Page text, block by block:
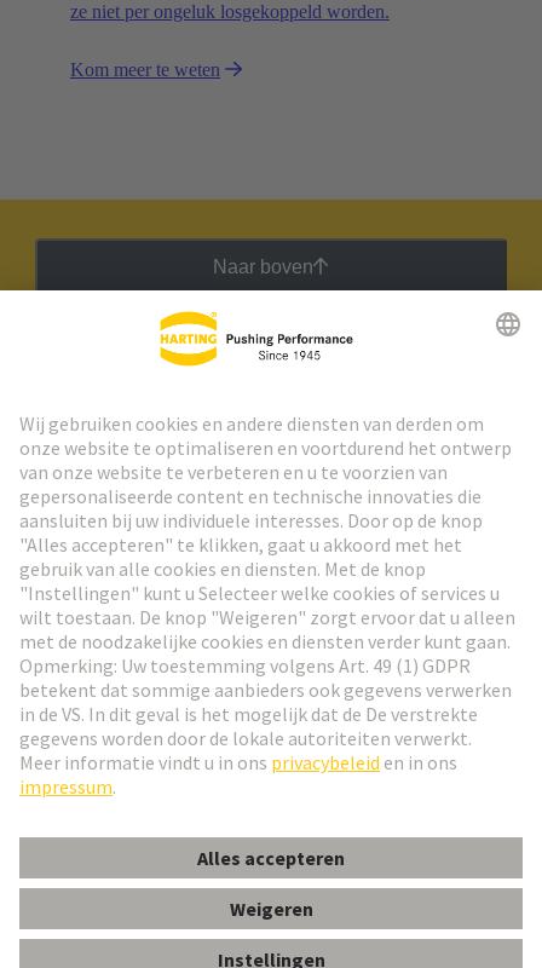
ze niet per ongeluk losgekoppeld worden.
Kom meer te weten
Naar boven
Ga naar registratie
Social Media
Nederlands
© HARTING Technology Group
AfdrukPrivacybeleid Cookie-instellingen
Gebruiksvoorwaarden